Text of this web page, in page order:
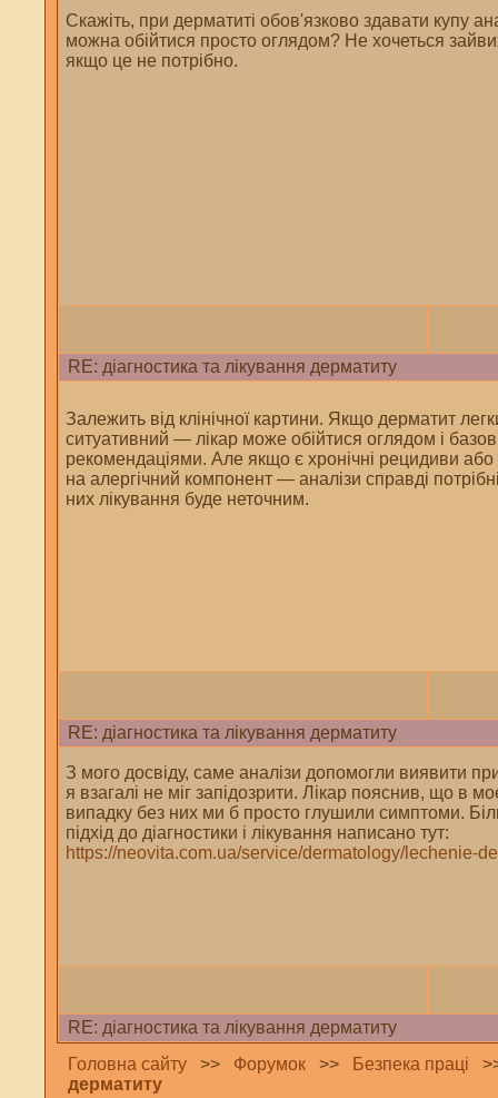
Скажіть, при дерматиті обов'язково здавати купу
можна обійтися просто оглядом? Не хочеться
якщо це не потрібно.
RE: діагностика та лікування дерматиту
Залежить від клінічної картини. Якщо дерматит
ситуативний — лікар може обійтися оглядом і
рекомендаціями. Але якщо є хронічні рецидиви або
на алергічний компонент — аналізи справді
них лікування буде неточним.
RE: діагностика та лікування дерматиту
З мого досвіду, саме аналізи допомогли виявити
я взагалі не міг запідозрити. Лікар пояснив, що в
випадку без них ми б просто глушили симптоми.
підхід до діагностики і лікування написано тут:
https://neovita.com.ua/service/dermatology/lechenie-
RE: діагностика та лікування дерматиту
Головна сайту
>> Форумок >> Безпека праці
дерматиту